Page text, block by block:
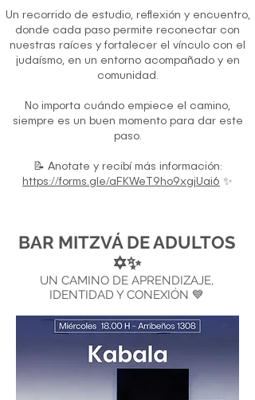
Un recorrido de estudio, reflexión y encuentro,
donde cada paso permite reconectar con
nuestras raíces y fortalecer el vínculo con el
judaísmo, en un entorno acompañado y en
comunidad.
No importa cuándo empiece el camino,
siempre es un buen momento para dar este
paso.
📝 Anotate y recibí más información:
https://forms.gle/aFKWeT9ho9xgjUai6 ✨
BAR MITZVÁ DE ADULTOS
✡️✨
UN CAMINO DE APRENDIZAJE,
IDENTIDAD Y CONEXIÓN 💙